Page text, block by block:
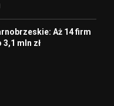
Aż 14 firm
mln zł